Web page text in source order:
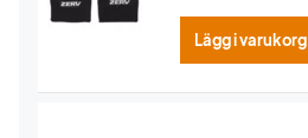
Lägg i varukorg